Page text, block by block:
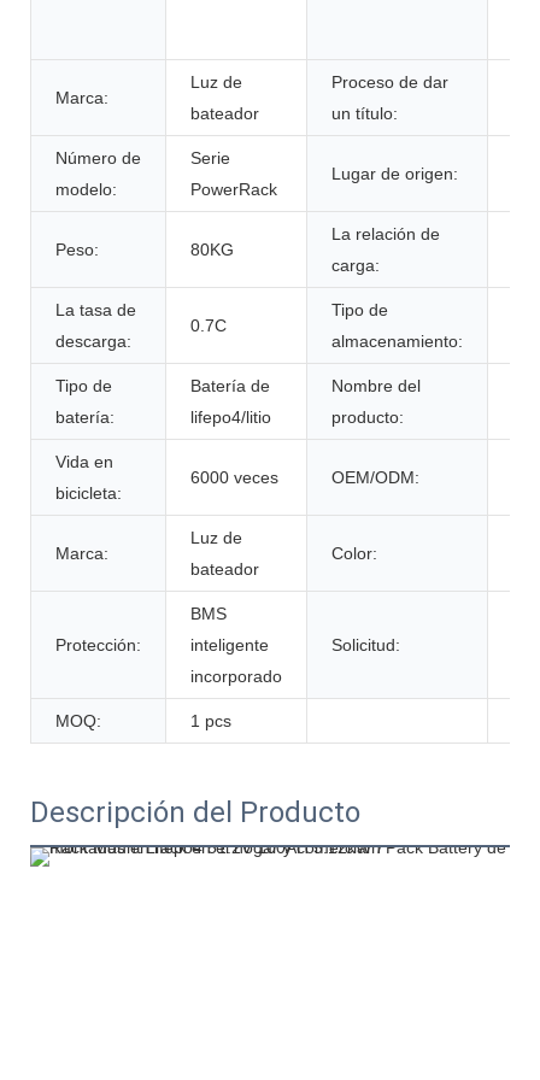
Marca:
Luz de
bateador
Proceso de dar
un título:
Número de
modelo:
Serie
PowerRack
Lugar de origen:
Peso: 80KG
La relación de
carga:
La tasa de
descarga:
0.7C
Tipo de
almacenamiento:
Tipo de
batería:
Batería de
lifepo4/litio
Nombre del
producto:
Vida en
bicicleta:
6000 veces OEM/ODM:
Marca:
Luz de
bateador
Color:
Protección:
BMS
inteligente
incorporado
Solicitud:
MOQ: 1 pcs
Descripción del Producto